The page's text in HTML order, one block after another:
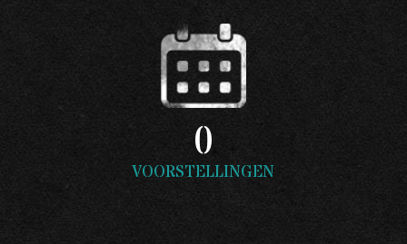
0
VOORSTELLINGEN